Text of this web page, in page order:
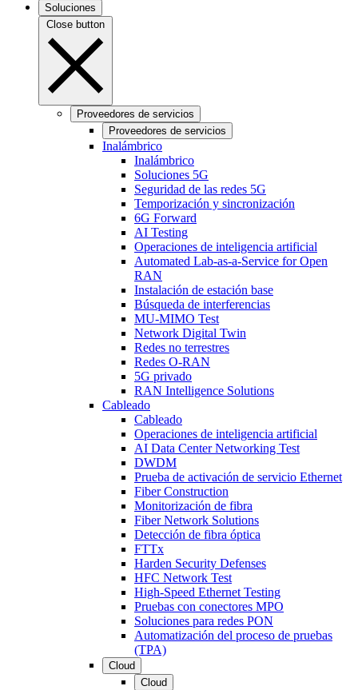
Soluciones
Close button
Proveedores de servicios
Proveedores de servicios
Inalámbrico
Inalámbrico
Soluciones 5G
Seguridad de las redes 5G
Temporización y sincronización
6G Forward
AI Testing
Operaciones de inteligencia artificial
Automated Lab-as-a-Service for Open
RAN
Instalación de estación base
Búsqueda de interferencias
MU-MIMO Test
Network Digital Twin
Redes no terrestres
Redes O-RAN
5G privado
RAN Intelligence Solutions
Cableado
Cableado
Operaciones de inteligencia artificial
AI Data Center Networking Test
DWDM
Prueba de activación de servicio Ethernet
Fiber Construction
Monitorización de fibra
Fiber Network Solutions
Detección de fibra óptica
FTTx
Harden Security Defenses
HFC Network Test
High-Speed Ethernet Testing
Pruebas con conectores MPO
Soluciones para redes PON
Automatización del proceso de pruebas
(TPA)
Cloud
Cloud